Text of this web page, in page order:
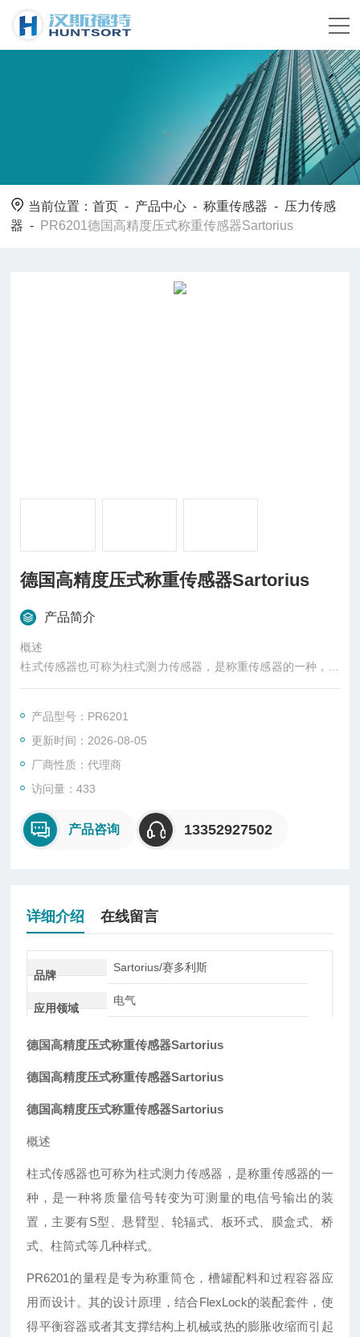
当前位置：首页 - 产品中心 -称重传感器 - 压力传感
器 - PR6201德国高精度压式称重传感器Sartorius
德国高精度压式称重传感器Sartorius
产品简介
概述
柱式传感器也可称为柱式测力传感器，是称重传感器的一种，是
一种将质量信号转变为可测量的电信号输出的装置，主要有S
式。
产品型号：PR6201
更新时间：2026-08-05
厂商性质：代理商
访问量：433
产品咨询 13352927502
详细介绍 在线留言
品牌
Sartorius/赛多利斯
应用领域
电气
德国高精度压式称重传感器Sartorius
德国高精度压式称重传感器Sartorius
德国高精度压式称重传感器Sartorius
概述
柱式传感器也可称为柱式测力传感器，是称重传感器的一
种，是一种将质量信号转变为可测量的电信号输出的装
置，主要有S型、悬臂型、轮辐式、板环式、膜盒式、桥
式、柱筒式等几种样式。
PR6201的量程是专为称重筒仓，槽罐配料和过程容器应
用而设计。其的设计原理，结合FlexLock的装配套件，使
得平衡容器或者其支撑结构上机械或热的膨胀收缩而引起